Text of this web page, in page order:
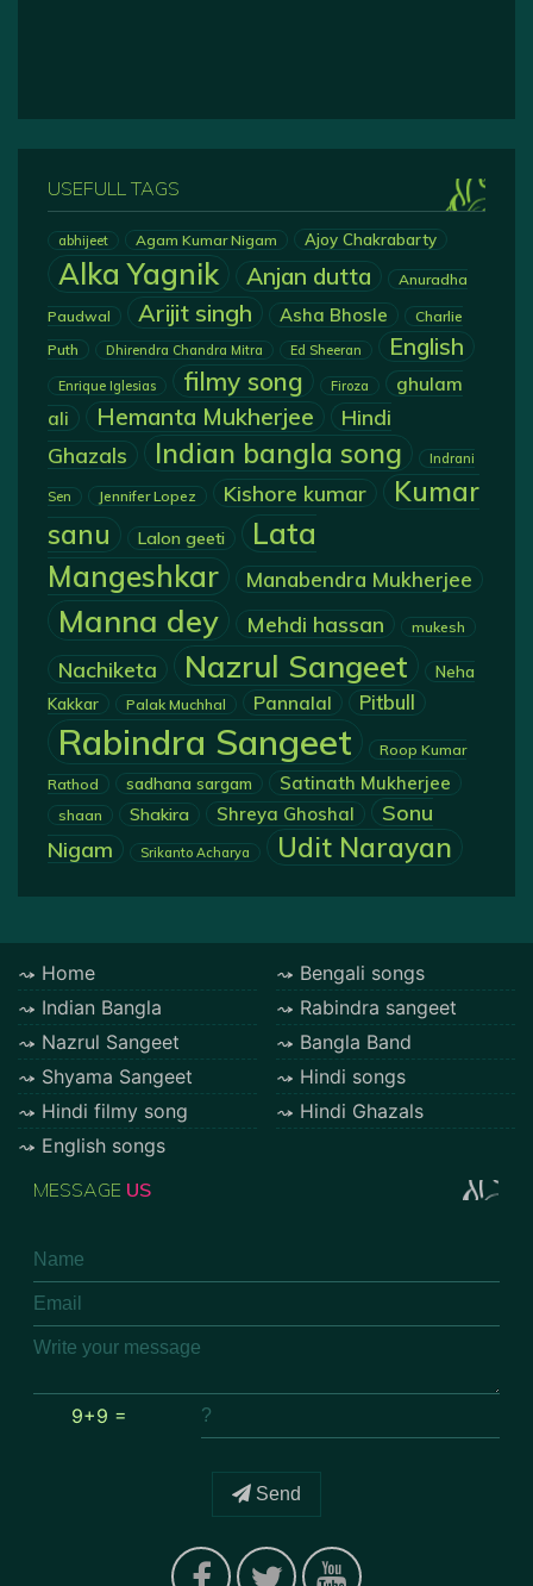
USEFULL TAGS
abhijeet Agam Kumar Nigam Ajoy Chakrabarty
Alka Yagnik Anjan dutta Anuradha
Paudwal Arijit singh Asha Bhosle
Charlie
Puth
Dhirendra Chandra Mitra Ed Sheeran English
Enrique Iglesias filmy song Firoza
ghulam
ali
Hemanta Mukherjee
Hindi
Ghazals
Indian bangla song Indrani
Sen Jennifer Lopez Kishore kumar
Kumar
sanu
Lalon geeti
Lata
Mangeshkar
Manabendra Mukherjee
Manna dey Mehdi hassan mukesh
Nachiketa Nazrul Sangeet
Neha
Kakkar
Palak Muchhal Pannalal Pitbull
Rabindra Sangeet
Roop Kumar
Rathod
sadhana sargam Satinath Mukherjee
shaan Shakira Shreya Ghoshal
Sonu
Nigam
Srikanto Acharya Udit Narayan
Home
Bengali songs
Indian Bangla
Rabindra sangeet
Nazrul Sangeet
Bangla Band
Shyama Sangeet
Hindi songs
Hindi filmy song
Hindi Ghazals
English songs
MESSAGE US
9+9 =
Send